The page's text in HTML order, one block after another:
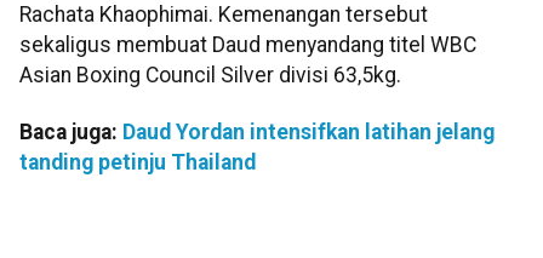
Rachata Khaophimai. Kemenangan tersebut
sekaligus membuat Daud menyandang titel WBC
Asian Boxing Council Silver divisi 63,5kg.
Baca juga: Daud Yordan intensifkan latihan jelang
tanding petinju Thailand